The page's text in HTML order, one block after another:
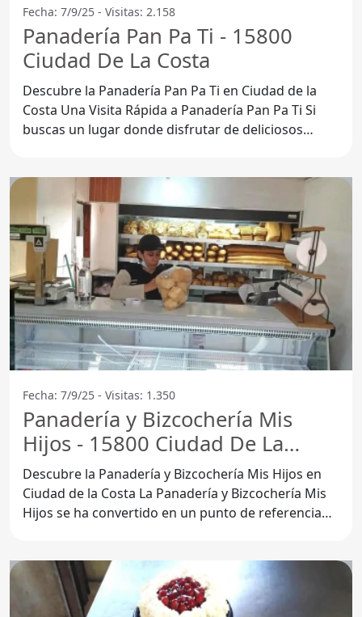
Fecha: 7/9/25 - Visitas: 2.158
Panadería Pan Pa Ti - 15800
Ciudad De La Costa
Descubre la Panadería Pan Pa Ti en Ciudad de la
Costa Una Visita Rápida a Panadería Pan Pa Ti Si
buscas un lugar donde disfrutar de deliciosos
Fecha: 7/9/25 - Visitas: 1.350
Panadería y Bizcochería Mis
Hijos - 15800 Ciudad De La
Costa
Descubre la Panadería y Bizcochería Mis Hijos en
Ciudad de la Costa La Panadería y Bizcochería Mis
Hijos se ha convertido en un punto de referencia